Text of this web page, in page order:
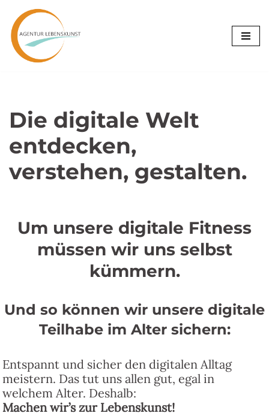
Zum
Inhalt
springen
Die digitale Welt
entdecken,
verstehen, gestalten.
Um unsere digitale Fitness
müssen wir uns selbst
kümmern.
Und so können wir unsere digitale
Teilhabe im Alter sichern:
Entspannt und sicher den digitalen Alltag
meistern. Das tut uns allen gut, egal in
welchem Alter. Deshalb:
Machen wir’s zur Lebenskunst!